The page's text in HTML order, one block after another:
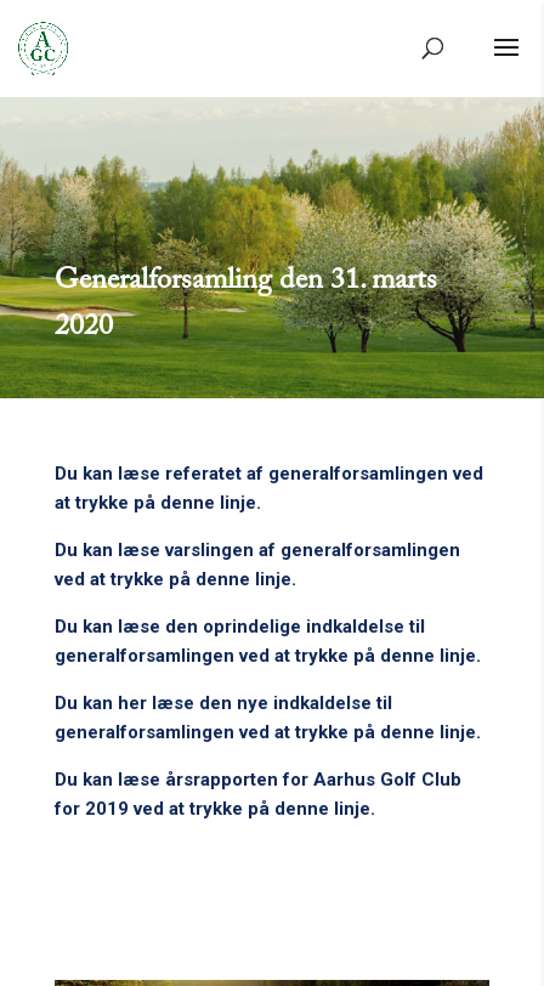
Generalforsamling den 31. marts
2020
Du kan læse referatet af generalforsamlingen ved
at trykke på denne linje.
Du kan læse varslingen af generalforsamlingen
ved at trykke på denne linje.
Du kan læse den oprindelige indkaldelse til
generalforsamlingen ved at trykke på denne linje.
Du kan her læse den nye indkaldelse til
generalforsamlingen ved at trykke på denne linje.
Du kan læse årsrapporten for Aarhus Golf Club
for 2019 ved at trykke på denne linje.